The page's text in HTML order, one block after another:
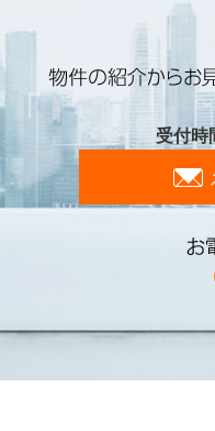
受付時